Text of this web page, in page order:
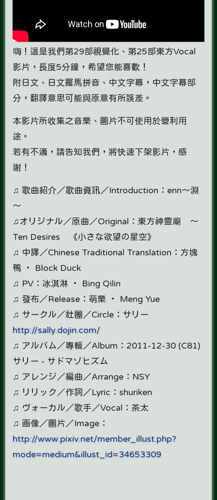
嗨！這是我們第29部視覺化、第25部東方Vocal
影片，長度5分鐘，希望您能喜歡 ­！
附日文、日文羅馬拼音、中文字幕，中文字幕部
分，翻譯意思可能與原意有所誤差。
本影片所收集之音樂、圖片不可使用於營利用
途。
若有不適，請告知我們，將快速下架影片，感
謝！
♫ 歌曲紹介／歌曲資訊／Introduction：enn～淵
～
♫オリジナル／原曲／Original：東方神霊廟 ～
Ten Desires 《小さな欲望の星空》
♫ 中譯／Chinese Traditional Translation：方塊
鴨 ‧ Block Duck
♫ PV：冰淇淋 ‧ Bing Qilin
♫ 發布／Release：萌樂 ‧ Meng Yue
♫ サークル／社團／Circle：サリー
http://sally.dojin.com/
♫ アルバム／專輯／Album：2011-12-30 (C81)
サリー - サドマゾヒズム
♫ アレンジ／編曲／Arrange：NSY
♫ リリック／作詞／Lyric：shuriken
♫ ヴォーカル／歌手／Vocal：茶太
♫ 画像／圖片／Image：
http://www.pixiv.net/member_illust.php?
mode=medium&illust_id=34653309